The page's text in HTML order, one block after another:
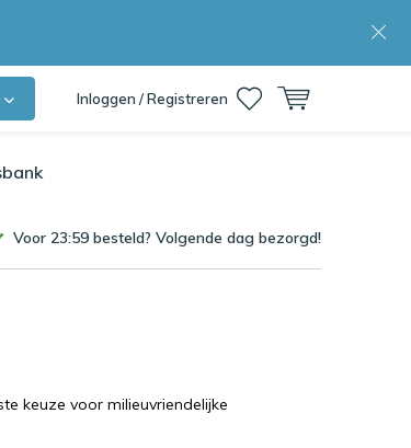
Inloggen / Registreren
Voor 23:59 besteld? Volgende dag bezorgd!
keuze voor milieuvriendelijke